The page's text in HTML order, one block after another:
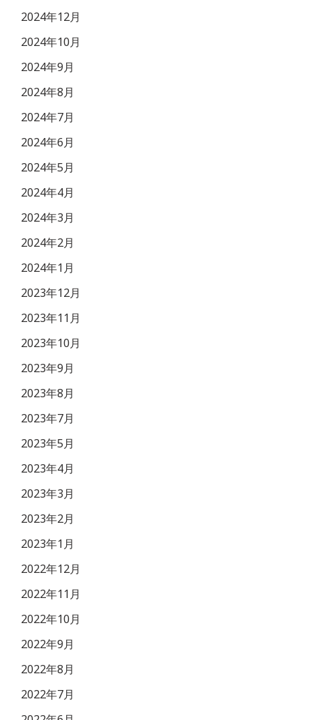
2024年12月
2024年10月
2024年9月
2024年8月
2024年7月
2024年6月
2024年5月
2024年4月
2024年3月
2024年2月
2024年1月
2023年12月
2023年11月
2023年10月
2023年9月
2023年8月
2023年7月
2023年5月
2023年4月
2023年3月
2023年2月
2023年1月
2022年12月
2022年11月
2022年10月
2022年9月
2022年8月
2022年7月